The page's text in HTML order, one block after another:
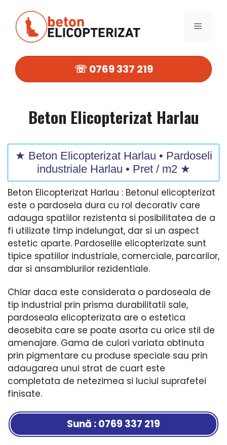
conținut
MENIU
☏ 0769 337 219
Beton Elicopterizat Harlau
★ Beton Elicopterizat Harlau • Pardoseli
industriale Harlau • Pret / m2 ★
Beton Elicopterizat Harlau : Betonul elicopterizat
este o pardosela dura cu rol decorativ care
adauga spatiilor rezistenta si posibilitatea de a
fi utilizate timp indelungat, dar si un aspect
estetic aparte. Pardoselile elicopterizate sunt
tipice spatiilor industriale, comerciale, parcarilor,
dar si ansamblurilor rezidentiale.
Chiar daca este considerata o pardoseala de
tip industrial prin prisma durabilitatii sale,
pardoseala elicopterizata are o estetica
deosebita care se poate asorta cu orice stil de
amenajare. Gama de culori variata obtinuta
prin pigmentare cu produse speciale sau prin
adaugarea unui strat de cuart este
completata de netezimea si luciul suprafetei
finisate.
Sună : 0769 337 219